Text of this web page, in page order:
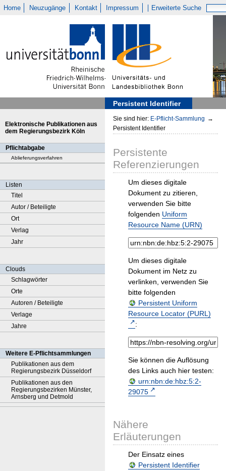
Home Neuzugänge Kontakt Impressum Erweiterte Suche
Persistent Identifier
Elektronische Publikationen aus
dem Regierungsbezirk Köln
Pflichtabgabe
Ablieferungsverfahren
Listen
Titel
Autor / Beteiligte
Ort
Verlag
Jahr
Clouds
Schlagwörter
Orte
Autoren / Beteiligte
Verlage
Jahre
Weitere E-Pflichtsammlungen
Publikationen aus dem
Regierungsbezirk Düsseldorf
Publikationen aus den
Regierungsbezirken Münster,
Arnsberg und Detmold
Sie sind hier: E-Pflicht-Sammlung →
Persistent Identifier
Persistente
Referenzierungen
Um dieses digitale
Dokument zu zitieren,
verwenden Sie bitte
folgenden Uniform
Resource Name (URN)
Um dieses digitale
Dokument im Netz zu
verlinken, verwenden Sie
bitte folgenden
Persistent Uniform
Resource Locator (PURL)
:
Sie können die Auflösung
des Links auch hier testen:
urn:nbn:de:hbz:5:2-
29075
Nähere
Erläuterungen
Der Einsatz eines
Persistent Identifier